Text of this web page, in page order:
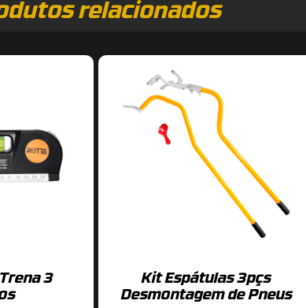
relacionados
3
Kit Espátulas 3pçs
Desmontagem de Pneus